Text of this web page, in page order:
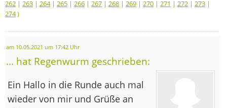
262 | 263 | 264| 265 | 266 | 267 | 268 | 269 | 270 | 271 | 272 | 273 |
274)
am 10.05.2021 um 17:42 Uhr
... hat Regenwurm geschrieben:
Ein Hallo in die Runde auch mal
wieder von mir und Grüße an